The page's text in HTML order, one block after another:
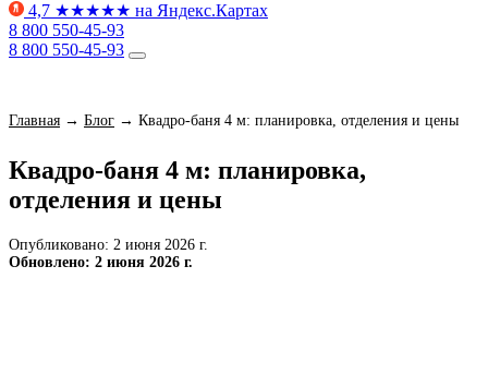
4,7 ★★★★★ на Яндекс.Картах
8 800 550-45-93
8 800 550-45-93
Главная → Блог → Квадро-баня 4 м: планировка, отделения и цены
Квадро-баня 4 м: планировка,
отделения и цены
Опубликовано: 2 июня 2026 г.
Обновлено: 2 июня 2026 г.